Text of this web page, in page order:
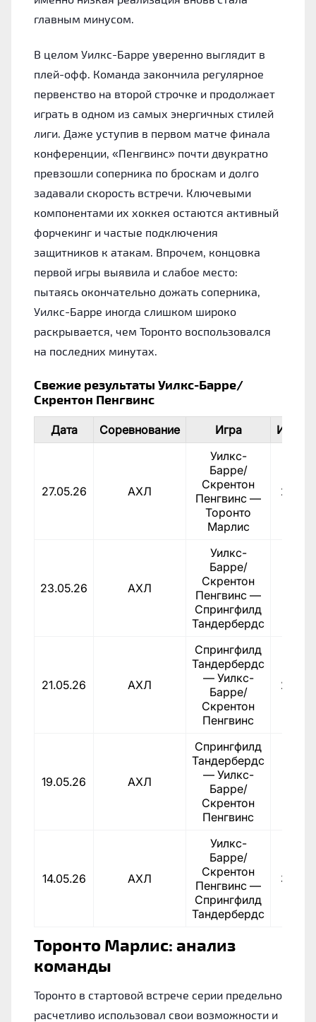
главным минусом.
В целом Уилкс-Барре уверенно выглядит в
плей-офф. Команда закончила регулярное
первенство на второй строчке и продолжает
играть в одном из самых энергичных стилей
лиги. Даже уступив в первом матче финала
конференции, «Пенгвинс» почти двукратно
превзошли соперника по броскам и долго
задавали скорость встречи. Ключевыми
компонентами их хоккея остаются активный
форчекинг и частые подключения
защитников к атакам. Впрочем, концовка
первой игры выявила и слабое место:
пытаясь окончательно дожать соперника,
Уилкс-Барре иногда слишком широко
раскрывается, чем Торонто воспользовался
на последних минутах.
Свежие результаты Уилкс-Барре/
Скрентон Пенгвинс
Дата Соревнование Игра Итог
27.05.26 АХЛ
Уилкс-
Барре/
Скрентон
Пенгвинс —
Торонто
Марлис
2:4
23.05.26 АХЛ
Уилкс-
Барре/
Скрентон
Пенгвинс —
Спрингфилд
Тандербердс
21.05.26 АХЛ
Спрингфилд
Тандербердс
— Уилкс-
Барре/
Скрентон
Пенгвинс
2:0
19.05.26 АХЛ
Спрингфилд
Тандербердс
— Уилкс-
Барре/
Скрентон
Пенгвинс
14.05.26 АХЛ
Уилкс-
Барре/
Скрентон
Пенгвинс —
Спрингфилд
Тандербердс
3:4
Торонто Марлис: анализ
команды
Торонто в стартовой встрече серии предельно
расчетливо использовал свои возможности и